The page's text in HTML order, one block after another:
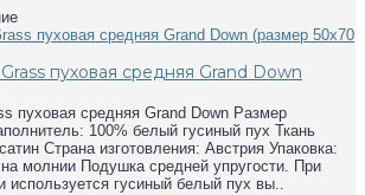
пуховая средняя Grand Down
пуховая средняя Grand Down Размер
100% белый гусиный пух Ткань
Страна изготовления: Австрия Упаковка:
молнии Подушка средней упругости. При
используется гусиный белый пух вы..